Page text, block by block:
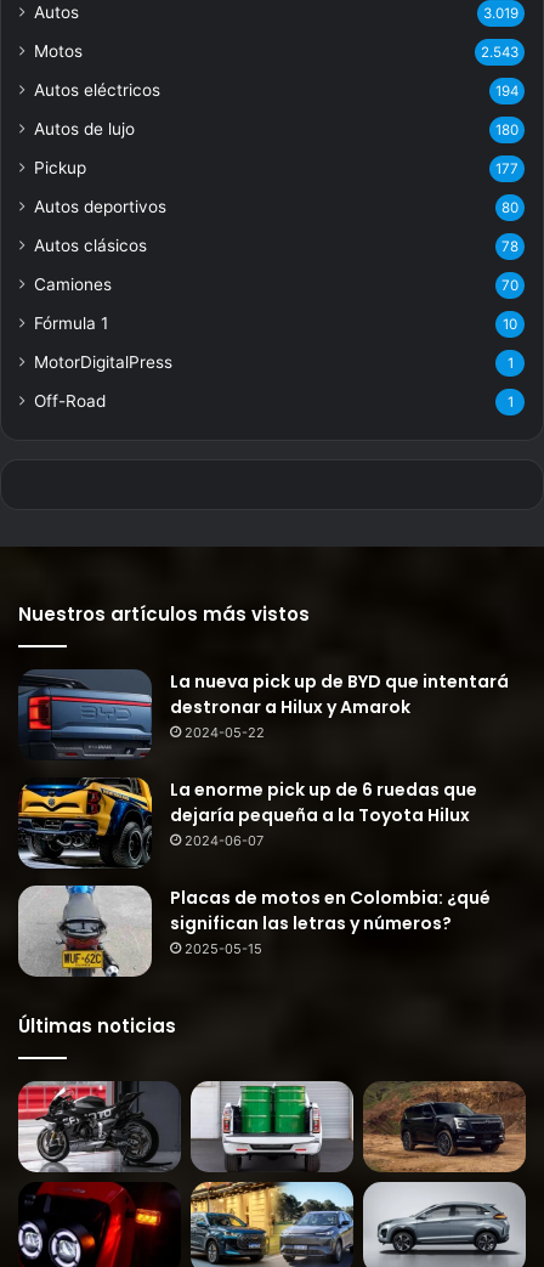
Autos 3.019
Motos 2.543
Autos eléctricos 194
Autos de lujo 180
Pickup 177
Autos deportivos 80
Autos clásicos 78
Camiones 70
Fórmula 1 10
MotorDigitalPress 1
Off-Road 1
Nuestros artículos más vistos
La nueva pick up de BYD que intentará
destronar a Hilux y Amarok
2024-05-22
La enorme pick up de 6 ruedas que
dejaría pequeña a la Toyota Hilux
2024-06-07
Placas de motos en Colombia: ¿qué
significan las letras y números?
2025-05-15
Últimas noticias